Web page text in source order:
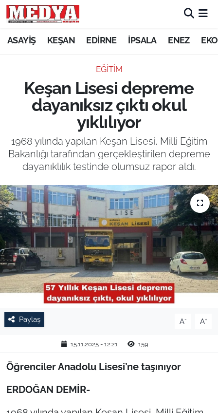
ASAYİŞ KEŞAN EDİRNE İPSALA ENEZ
EĞİTİM
Keşan Lisesi depreme
dayanıksız çıktı okul
yıklılıyor
1968 yılında yapılan Keşan Lisesi, Milli Eğitim
Bakanlığı tarafından gerçekleştirilen depreme
dayanıklılık testinde olumsuz rapor aldı.
Paylaş A- A+
15.11.2025 - 12:21 159
Öğrenciler Anadolu Lisesi’ne taşınıyor
ERDOĞAN DEMİR-
KEŞAN
ASAYİŞ
SİYASET
GÜNDEM
EKONOMİ
SAĞLIK
EĞİTİM
TARIM VE HAYVANCILIK
KÜLTÜR SANAT
RESMİ İLAN
SPOR
TEKİRDAĞ
KIRKLARELİ